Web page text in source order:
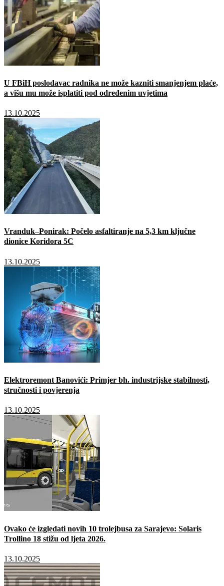
U FBiH poslodavac radnika ne može kazniti smanjenjem plaće,
a višu mu može isplatiti pod određenim uvjetima
13.10.2025
Vranduk–Ponirak: Počelo asfaltiranje na 5,3 km ključne
dionice Koridora 5C
13.10.2025
Elektroremont Banovići: Primjer bh. industrijske stabilnosti,
stručnosti i povjerenja
13.10.2025
Ovako će izgledati novih 10 trolejbusa za Sarajevo: Solaris
Trollino 18 stižu od ljeta 2026.
13.10.2025